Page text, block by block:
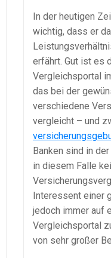
In der heutigen
wichtig, dass er
erfährt. Gut ist es
Vergleichsportal
das bei der
verschiedene
vergleicht – und
Banken sind in
in diesem Falle
Interessent einer
jedoch immer auf
Vergleichsportal
von sehr großer